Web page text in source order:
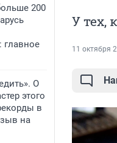
200
главное
О
этого
в
на
У тех,
11 октября